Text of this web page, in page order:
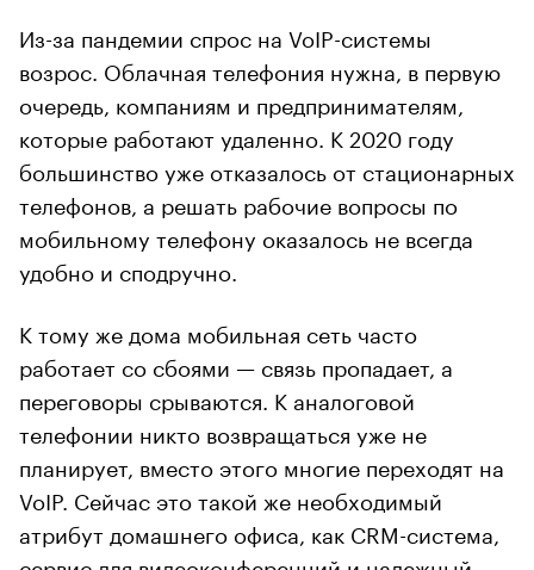
Из-за пандемии спрос на VoIP-системы
возрос. Облачная телефония нужна, в первую
очередь, компаниям и предпринимателям,
которые работают удаленно. К 2020 году
большинство уже отказалось от стационарных
телефонов, а решать рабочие вопросы по
мобильному телефону оказалось не всегда
удобно и сподручно.
К тому же дома мобильная сеть часто
работает со сбоями — связь пропадает, а
переговоры срываются. К аналоговой
телефонии никто возвращаться уже не
планирует, вместо этого многие переходят на
VoIP. Сейчас это такой же необходимый
атрибут домашнего офиса, как CRM-система,